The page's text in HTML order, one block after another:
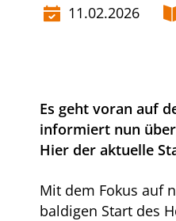
11.02.2026
Es geht voran auf
informiert nun
Hier der aktuelle
Mit dem Fokus auf
baldigen Start des